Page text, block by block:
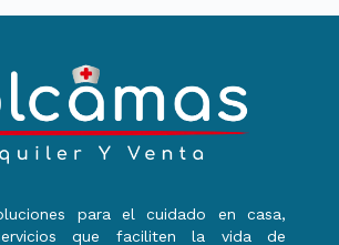
para el cuidado en casa,
que faciliten la vida de